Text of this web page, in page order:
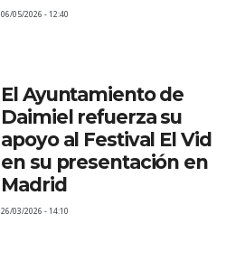
06/05/2026 - 12:40
El Ayuntamiento de
Daimiel refuerza su
apoyo al Festival El Vid
en su presentación en
Madrid
26/03/2026 - 14:10